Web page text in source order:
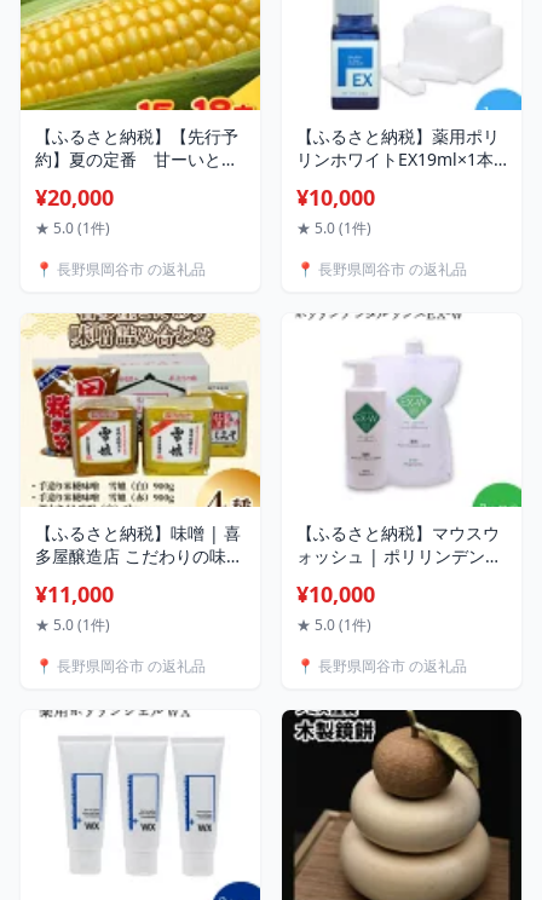
【ふるさと納税】【先行予
約】夏の定番 甘ーいとう
ラ 15〜18本セット
【2026年8月より収穫出来
¥20,000
★ 5.0 (1件)
📍 長野県岡谷市 の返礼品
【ふるさと納税】薬用ポリ
リンホワイトEX19ml×1本
付きセット | はみがき 歯磨
き 歯磨き粉 高濃度分割ポ
コーティング 歯を白く 着
磨剤不使用 リジェンティス
株式会社 リジェンティス
ポリリン
¥10,000
★ 5.0 (1件)
📍 長野県岡谷市 の返礼品
【ふるさと納税】味噌 | 喜
多屋醸造店 こだわりの味噌
は何しに日本へ？ 国産 み
そ 計3.8kg 1kg×2個
味噌 赤みそ 白みそ ミソ 雪
長野 信州味噌 信州みそ 麴
味噌 こうじ味噌 味噌 味噌
味噌
¥11,000
★ 5.0 (1件)
📍 長野県岡谷市 の返礼品
【ふるさと納税】マウスウ
ォッシュ | ポリリンデンタ
ウスウォッシュ 口内環境を
整える 液体 ステイン除去
むし歯 ノンアルコール シ
ェンティス株式会社 リジェ
ンティス マウスウォッシュ
¥10,000
★ 5.0 (1件)
📍 長野県岡谷市 の返礼品